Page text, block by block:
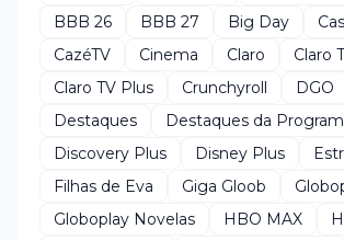
BBB 26
BBB 27 Big Day
CazéTV
Cinema Claro
Claro
Claro TV Plus
Crunchyroll
DGO
Destaques
Destaques da
Discovery Plus
Disney Plus
Filhas de Eva
Giga Gloob
Globoplay Novelas
HBO MAX